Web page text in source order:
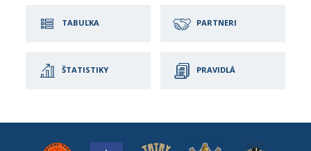
TABUĽKA PARTNERI
ŠTATISTIKY PRAVIDLÁ